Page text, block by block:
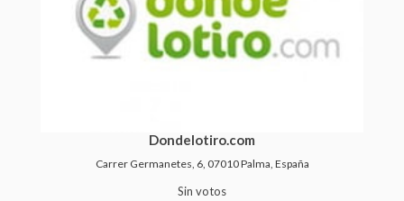
Dondelotiro.com
Carrer Germanetes, 6, 07010 Palma, España
Sin votos